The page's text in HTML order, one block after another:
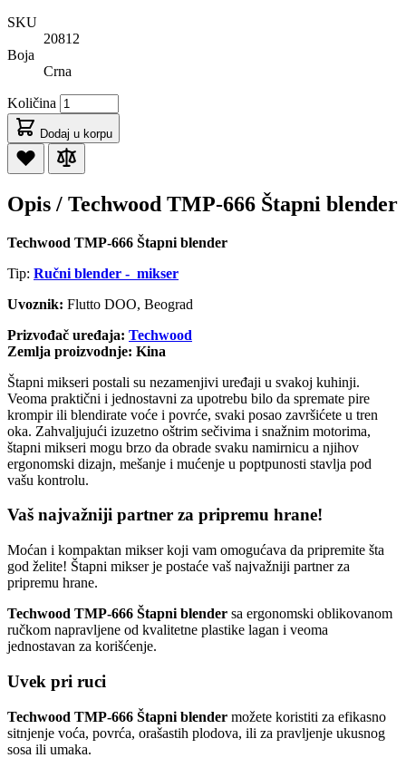
SKU
20812
Boja
Crna
Količina
Dodaj u korpu
Opis / Techwood TMP-666 Štapni blender
Techwood TMP-666 Štapni blender
Tip: Ručni blender - mikser
Uvoznik: Flutto DOO, Beograd
Prizvođač uređaja: Techwood
Zemlja proizvodnje: Kina
Štapni mikseri postali su nezamenjivi uređaji u svakoj kuhinji.
Veoma praktični i jednostavni za upotrebu bilo da spremate pire
krompir ili blendirate voće i povrće, svaki posao završićete u tren
oka. Zahvaljujući izuzetno oštrim sečivima i snažnim motorima,
štapni mikseri mogu brzo da obrade svaku namirnicu a njihov
ergonomski dizajn, mešanje i mućenje u poptpunosti stavlja pod
vašu kontrolu.
Vaš najvažniji partner za pripremu hrane!
Moćan i kompaktan mikser koji vam omogućava da pripremite šta
god želite! Štapni mikser je postaće vaš najvažniji partner za
pripremu hrane.
Techwood TMP-666 Štapni blender sa ergonomski oblikovanom
ručkom napravljene od kvalitetne plastike lagan i veoma
jednostavan za korišćenje.
Uvek pri ruci
Techwood TMP-666 Štapni blender možete koristiti za efikasno
sitnjenje voća, povrća, orašastih plodova, ili za pravljenje ukusnog
sosa ili umaka.